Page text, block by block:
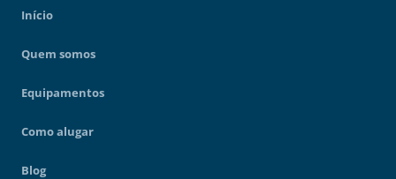
Início
Quem somos
Equipamentos
Como alugar
Blog